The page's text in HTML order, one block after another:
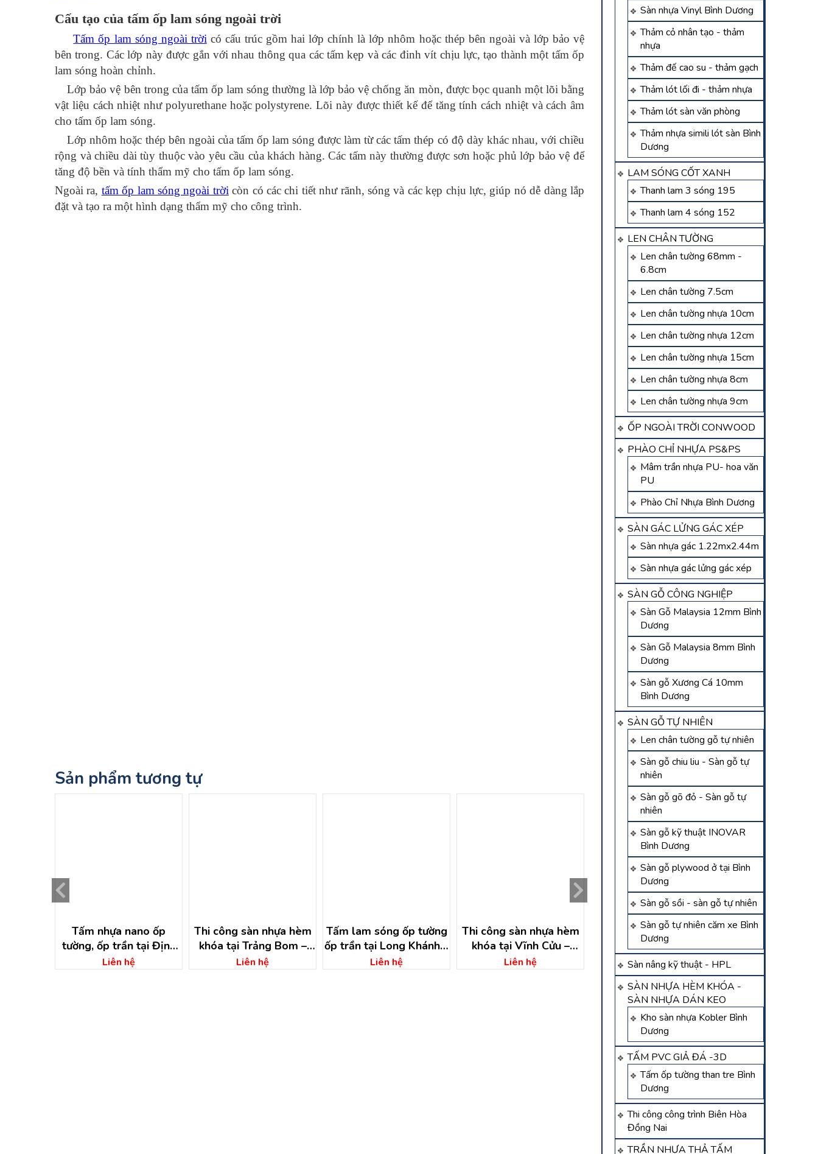
Sàn nhựa Vinyl Bình Dương
Thảm cỏ nhân tạo - thảm
nhựa
Thảm đế cao su - thảm gạch
Thảm lót lối đi - thảm nhựa
Thảm lót sàn văn phòng
Thảm nhựa simili lót sàn Bình
Dương
LAM SÓNG CỐT XANH
Thanh lam 3 sóng 195
Thanh lam 4 sóng 152
LEN CHÂN TƯỜNG
Len chân tường 68mm -
6.8cm
Len chân tường 7.5cm
Len chân tường nhựa 10cm
Len chân tường nhựa 12cm
Len chân tường nhựa 15cm
Len chân tường nhựa 8cm
Len chân tường nhựa 9cm
ỐP NGOÀI TRỜI CONWOOD
PHÀO CHỈ NHỰA PS&PS
Mâm trần nhựa PU- hoa văn
PU
Phào Chỉ Nhựa Bình Dương
SÀN GÁC LỬNG GÁC XÉP
Sàn nhựa gác 1.22mx2.44m
Sàn nhựa gác lửng gác xép
SÀN GỖ CÔNG NGHIỆP
Sàn Gỗ Malaysia 12mm Bình
Dương
Sàn Gỗ Malaysia 8mm Bình
Dương
Sàn gỗ Xương Cá 10mm
Bình Dương
SÀN GỖ TỰ NHIÊN
Len chân tường gỗ tự nhiên
Sàn gỗ chiu liu - Sàn gỗ tự
nhiên
Sàn gỗ gõ đỏ - Sàn gỗ tự
nhiên
Sàn gỗ kỹ thuật INOVAR
Bình Dương
Sàn gỗ plywood ở tại Bình
Dương
Sàn gỗ sồi - sàn gỗ tự nhiên
Sàn gỗ tự nhiên căm xe Bình
Dương
Sàn nâng kỹ thuật - HPL
SÀN NHỰA HÈM KHÓA -
SÀN NHỰA DÁN KEO
Kho sàn nhựa Kobler Bình
Dương
TẤM PVC GIẢ ĐÁ -3D
Tấm ốp tường than tre Bình
Dương
Thi công công trình Biên Hòa
Đồng Nai
TRẦN NHỰA THẢ TẤM
Cấu tạo của tấm ốp lam sóng ngoài trời
Tấm ốp lam sóng ngoài trời có cấu trúc gồm hai lớp chính là lớp nhôm hoặc thép bên ngoài và lớp bảo vệ
bên trong. Các lớp này được gắn với nhau thông qua các tấm kẹp và các đinh vít chịu lực, tạo thành một tấm ốp
lam sóng hoàn chỉnh.
Lớp bảo vệ bên trong của tấm ốp lam sóng thường là lớp bảo vệ chống ăn mòn, được bọc quanh một lõi bằng
vật liệu cách nhiệt như polyurethane hoặc polystyrene. Lõi này được thiết kế để tăng tính cách nhiệt và cách âm
cho tấm ốp lam sóng.
Lớp nhôm hoặc thép bên ngoài của tấm ốp lam sóng được làm từ các tấm thép có độ dày khác nhau, với chiều
rộng và chiều dài tùy thuộc vào yêu cầu của khách hàng. Các tấm này thường được sơn hoặc phủ lớp bảo vệ để
tăng độ bền và tính thẩm mỹ cho tấm ốp lam sóng.
Ngoài ra, tấm ốp lam sóng ngoài trời còn có các chi tiết như rãnh, sóng và các kẹp chịu lực, giúp nó dễ dàng lắp
đặt và tạo ra một hình dạng thẩm mỹ cho công trình.
Sản phẩm tương tự
Tấm nhựa nano ốp
tường, ốp trần tại Định
Quán – Đồng Nai
Liên hệ
Thi công sàn nhựa hèm
khóa tại Trảng Bom –
Đồng Nai
Liên hệ
Tấm lam sóng ốp tường
ốp trần tại Long Khánh –
Đồng Nai
Liên hệ
Thi công sàn nhựa hèm
khóa tại Vĩnh Cửu –
Đồng Nai
Liên hệ
Thi công sàn nhựa ngoài
trời tại Thống Nhất –
Đồng Nai
Liên hệ
Sàn nhựa hèm
Tân Phú –